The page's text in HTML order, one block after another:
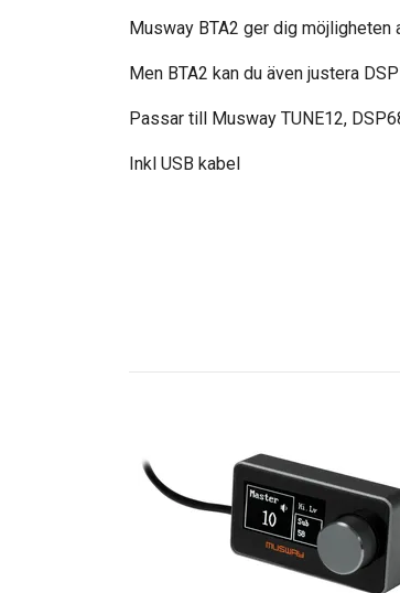
Musway BTA2 ger dig
Men BTA2 kan du även justera
Passar till Musway TUNE12,
Inkl USB kabel